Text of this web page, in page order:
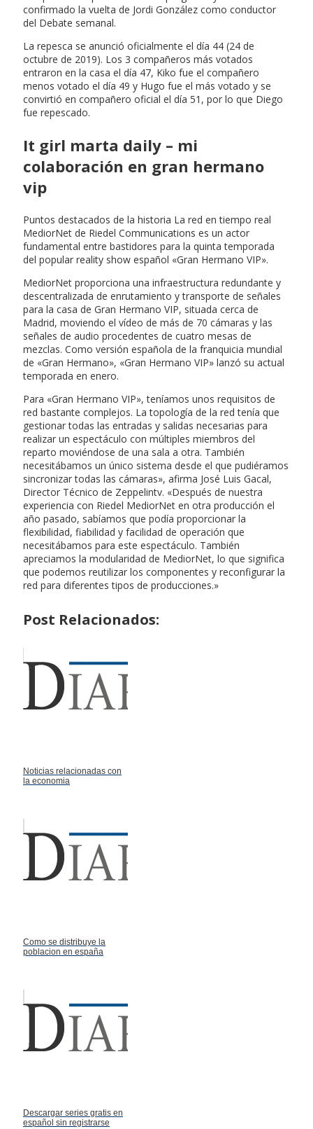
confirmado la vuelta de Jordi González como conductor
del Debate semanal.
La repesca se anunció oficialmente el día 44 (24 de
octubre de 2019). Los 3 compañeros más votados
entraron en la casa el día 47, Kiko fue el compañero
menos votado el día 49 y Hugo fue el más votado y se
convirtió en compañero oficial el día 51, por lo que Diego
fue repescado.
It girl marta daily – mi
colaboración en gran hermano
vip
Puntos destacados de la historia La red en tiempo real
MediorNet de Riedel Communications es un actor
fundamental entre bastidores para la quinta temporada
del popular reality show español «Gran Hermano VIP».
MediorNet proporciona una infraestructura redundante y
descentralizada de enrutamiento y transporte de señales
para la casa de Gran Hermano VIP, situada cerca de
Madrid, moviendo el vídeo de más de 70 cámaras y las
señales de audio procedentes de cuatro mesas de
mezclas. Como versión española de la franquicia mundial
de «Gran Hermano», «Gran Hermano VIP» lanzó su actual
temporada en enero.
Para «Gran Hermano VIP», teníamos unos requisitos de
red bastante complejos. La topología de la red tenía que
gestionar todas las entradas y salidas necesarias para
realizar un espectáculo con múltiples miembros del
reparto moviéndose de una sala a otra. También
necesitábamos un único sistema desde el que pudiéramos
sincronizar todas las cámaras», afirma José Luis Gacal,
Director Técnico de Zeppelintv. «Después de nuestra
experiencia con Riedel MediorNet en otra producción el
año pasado, sabíamos que podía proporcionar la
flexibilidad, fiabilidad y facilidad de operación que
necesitábamos para este espectáculo. También
apreciamos la modularidad de MediorNet, lo que significa
que podemos reutilizar los componentes y reconfigurar la
red para diferentes tipos de producciones.»
Post Relacionados:
Noticias relacionadas con
la economia
Como se distribuye la
poblacion en españa
Descargar series gratis en
español sin registrarse